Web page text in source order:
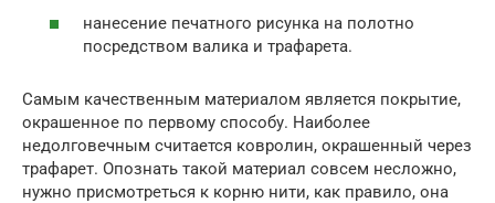
нанесение печатного рисунка на полотно
посредством валика и трафарета.
Самым качественным материалом является покрытие,
окрашенное по первому способу. Наиболее
недолговечным считается ковролин, окрашенный через
трафарет. Опознать такой материал совсем несложно,
нужно присмотреться к корню нити, как правило, она